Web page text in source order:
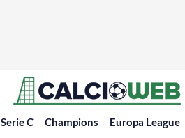
Serie C Champions Europa League